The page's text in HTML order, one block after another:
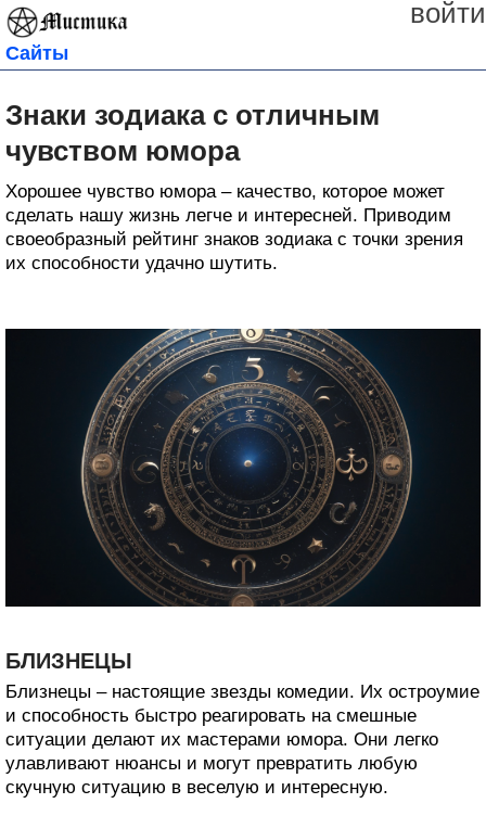
войти
Сайты
Знаки зодиака с отличным
чувством юмора
Хорошее чувство юмора – качество, которое может
сделать нашу жизнь легче и интересней. Приводим
своеобразный рейтинг знаков зодиака с точки зрения
их способности удачно шутить.
БЛИЗНЕЦЫ
Близнецы – настоящие звезды комедии. Их остроумие
и способность быстро реагировать на смешные
ситуации делают их мастерами юмора. Они легко
улавливают нюансы и могут превратить любую
скучную ситуацию в веселую и интересную.